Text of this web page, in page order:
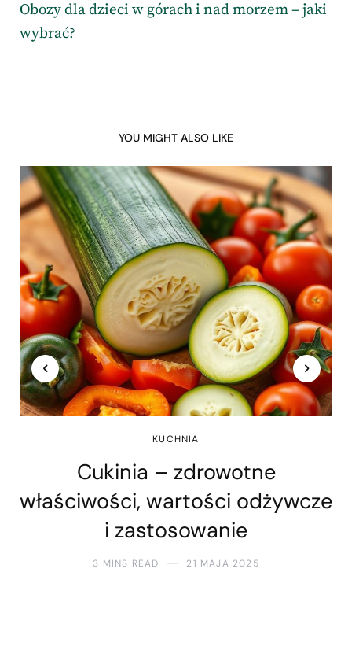
Obozy dla dzieci w górach i nad morzem – jaki
wybrać?
YOU MIGHT ALSO LIKE
KUCHNIA
Cukinia – zdrowotne
właściwości, wartości odżywcze
i zastosowanie
3 MINS READ 21 MAJA 2025